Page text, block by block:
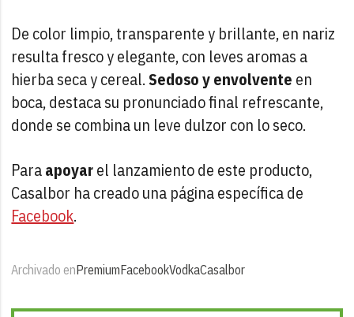
De color limpio, transparente y brillante, en nariz
resulta fresco y elegante, con leves aromas a
hierba seca y cereal.Sedoso y envolvente en
boca, destaca su pronunciado final refrescante,
donde se combina un leve dulzor con lo seco.
Paraapoyarel lanzamiento de este producto,
Casalbor ha creado una página específica de
Facebook.
Archivado enPremiumFacebookVodkaCasalbor